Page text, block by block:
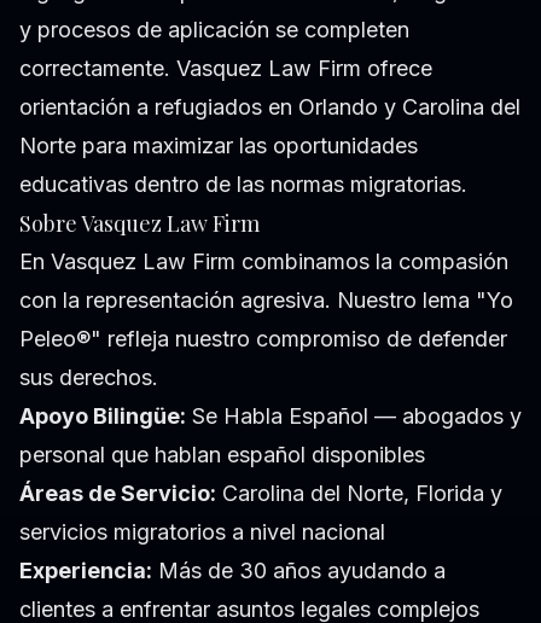
y procesos de aplicación se completen
correctamente. Vasquez Law Firm ofrece
orientación a refugiados en Orlando y Carolina del
Norte para maximizar las oportunidades
educativas dentro de las normas migratorias.
Sobre Vasquez Law Firm
En Vasquez Law Firm combinamos la compasión
con la representación agresiva. Nuestro lema "Yo
Peleo®" refleja nuestro compromiso de defender
sus derechos.
Apoyo Bilingüe: Se Habla Español — abogados y
personal que hablan español disponibles
Áreas de Servicio: Carolina del Norte, Florida y
servicios migratorios a nivel nacional
Experiencia: Más de 30 años ayudando a
clientes a enfrentar asuntos legales complejos